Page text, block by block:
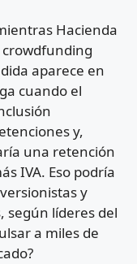
Hacienda
aparece en
cuando el
y,
una retención
IVA. Eso podría
y
según líderes del
a miles de